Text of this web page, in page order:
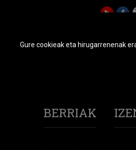
BERRIAK
Gure cookieak eta hirugarrenenak